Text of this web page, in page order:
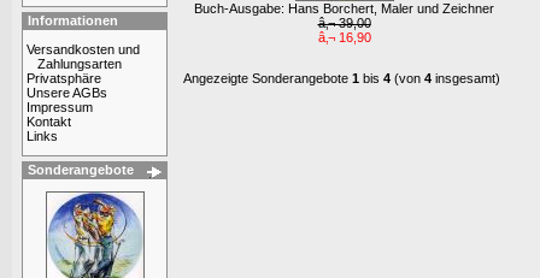
Informationen
Versandkosten und
Zahlungsarten
Privatsphäre
Unsere AGBs
Impressum
Kontakt
Links
Sonderangebote
Buch-Ausgabe: Hans Borchert, Maler und Zeichner
â‚¬ 39,00
â‚¬ 16,90
Angezeigte Sonderangebote 1 bis 4 (von 4 insgesamt)